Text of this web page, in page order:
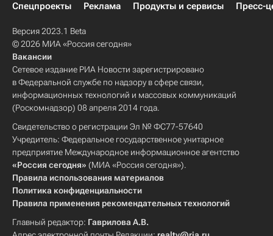
Спецпроекты
Реклама Продукты и сервисы Пресс-
Версия 2023.1 Beta
© 2026 МИА «Россия сегодня»
Вакансии
Сетевое издание РИА Новости зарегистрировано
в Федеральной службе по надзору в сфере связи,
информационных технологий и массовых коммуникаций
(Роскомнадзор) 08 апреля 2014 года.
Свидетельство о регистрации Эл № ФС77-57640
Учредитель: Федеральное государственное унитарное
предприятие Международное информационное агентство
«Россия сегодня» (МИА «Россия сегодня»).
Правила использования материалов
Политика конфиденциальности
Правила применения рекомендательных технологий
Главный редактор: Гаврилова А.В.